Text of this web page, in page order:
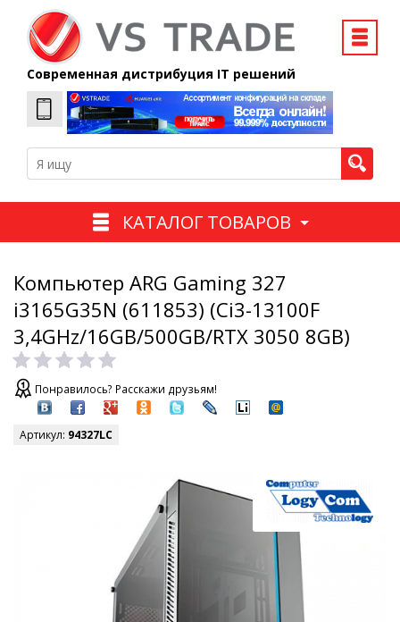
Современная дистрибуция IT решений
КАТАЛОГ ТОВАРОВ
Компьютер ARG Gaming 327
i3165G35N (611853) (Ci3-13100F
3,4GHz/16GB/500GB/RTX 3050 8GB)
Понравилось? Расскажи друзьям!
Артикул: 94327LC